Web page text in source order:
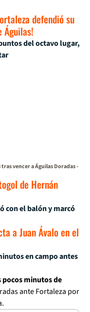
defendió su
Águilas!
del octavo lugar,
vencer a Águilas Doradas-
de Hernán
con el balón y marcó
a Juan Ávalo en el
en campo antes
pocos minutos de
ante Fortaleza por